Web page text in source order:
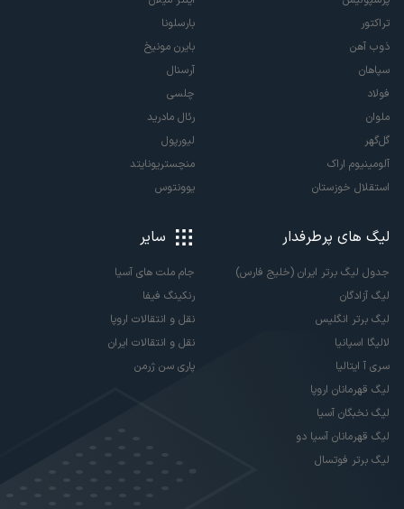
تراکتور
ذوب آهن
سپاهان
فولاد
ملوان
گل‌گهر
آلومینیوم اراک
استقلال خوزستان
بارسلونا
بایرن مونیخ
آرسنال
چلسی
رئال مادرید
لیورپول
منچستریونایتد
یوونتوس
لیگ های پرطرفدار
جدول لیگ برتر ایران (خلیج فارس)
لیگ آزادگان
لیگ برتر انگلیس
لالیگا اسپانیا
سری آ ایتالیا
لیگ قهرمانان اروپا
لیگ نخبگان آسیا
لیگ قهرمانان آسیا دو
لیگ برتر فوتسال
سایر
جام ملت های آسیا
رنکینگ فیفا
نقل و انتقالات اروپا
نقل و انتقالات ایران
پاری سن ژرمن